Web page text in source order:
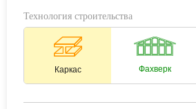
Технология строительства
Каркас Фахверк